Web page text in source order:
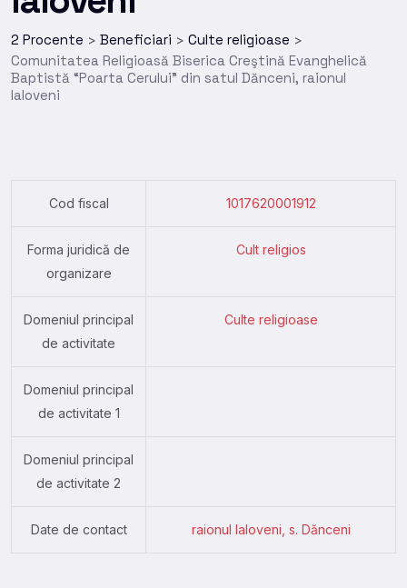
2 Procente > Beneficiari > Culte religioase >
Comunitatea Religioasă Biserica Creştină Evanghelică
Baptistă “Poarta Cerului” din satul Dănceni, raionul
Ialoveni
Cod fiscal 1017620001912
Forma juridică de
organizare
Cult religios
Domeniul principal
de activitate
Culte religioase
Domeniul principal
de activitate 1
Domeniul principal
de activitate 2
Date de contact raionul Ialoveni, s. Dănceni